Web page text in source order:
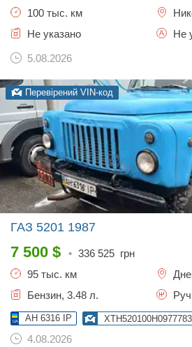
100 тыс. км
Не указано
Не
5.08.2026
Перевірений VIN-код
ГАЗ 5201 1987
7 500 $ • 336 525 грн
95 тыс. км
Бензин, 3.48 л.
AH 6316 IP XTH520100H0977783
4.08.2026